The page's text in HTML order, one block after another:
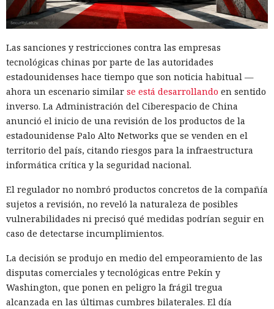
Las sanciones y restricciones contra las empresas
tecnológicas chinas por parte de las autoridades
estadounidenses hace tiempo que son noticia habitual —
ahora un escenario similar se está desarrollando en sentido
inverso. La Administración del Ciberespacio de China
anunció el inicio de una revisión de los productos de la
estadounidense Palo Alto Networks que se venden en el
territorio del país, citando riesgos para la infraestructura
informática crítica y la seguridad nacional.
El regulador no nombró productos concretos de la compañía
sujetos a revisión, no reveló la naturaleza de posibles
vulnerabilidades ni precisó qué medidas podrían seguir en
caso de detectarse incumplimientos.
La decisión se produjo en medio del empeoramiento de las
disputas comerciales y tecnológicas entre Pekín y
Washington, que ponen en peligro la frágil tregua
alcanzada en las últimas cumbres bilaterales. El día